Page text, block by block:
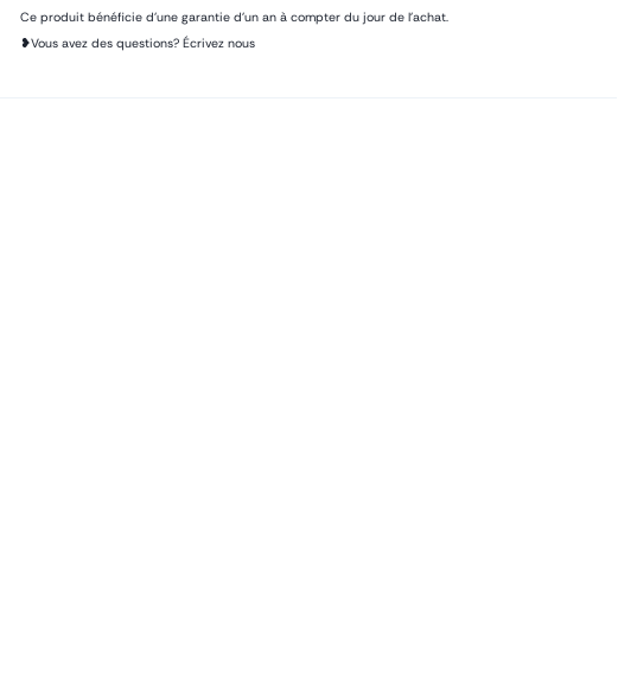
Ce produit bénéficie d'une garantie d'un an à compter du jour de l'achat.
❥Vous avez des questions? Écrivez nous